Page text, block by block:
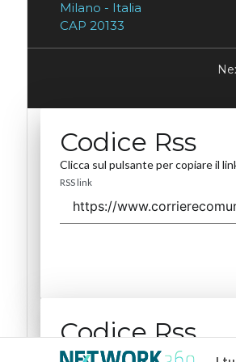
Milano - Italia
CAP 20133
Codice Rss
Clicca sul pulsante per copiare il
RSS link
Codice Rss
Clicca sul pulsante per copiare il